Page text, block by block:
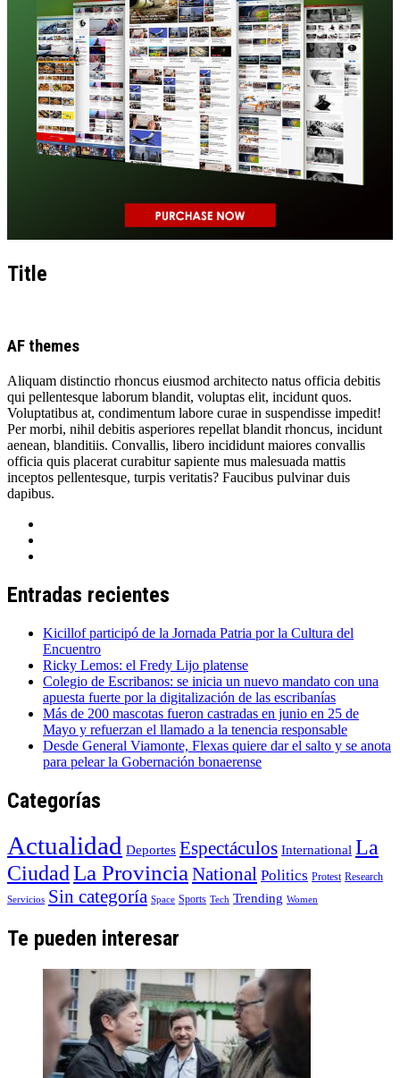
Title
AF themes
Aliquam distinctio rhoncus eiusmod architecto natus officia debitis
qui pellentesque laborum blandit, voluptas elit, incidunt quos.
Voluptatibus at, condimentum labore curae in suspendisse impedit!
Per morbi, nihil debitis asperiores repellat blandit rhoncus, incidunt
aenean, blanditiis. Convallis, libero incididunt maiores convallis
officia quis placerat curabitur sapiente mus malesuada mattis
inceptos pellentesque, turpis veritatis? Faucibus pulvinar duis
dapibus.
Entradas recientes
Kicillof participó de la Jornada Patria por la Cultura del
Encuentro
Ricky Lemos: el Fredy Lijo platense
Colegio de Escribanos: se inicia un nuevo mandato con una
apuesta fuerte por la digitalización de las escribanías
Más de 200 mascotas fueron castradas en junio en 25 de
Mayo y refuerzan el llamado a la tenencia responsable
Desde General Viamonte, Flexas quiere dar el salto y se anota
para pelear la Gobernación bonaerense
Categorías
Actualidad Deportes Espectáculos International La
CiudadLa Provincia National Politics Protest Research
Servicios Sin categoría Space Sports Tech Trending Women
Te pueden interesar